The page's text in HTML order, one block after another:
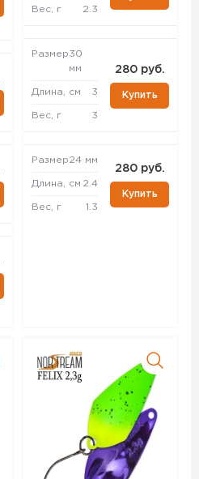
Вес, г 2.3
Размер30
мм
Длина, см 3
Вес, г 3
280 руб.
Купить
Размер24 мм
Длина, см 2.4
Вес, г 1.3
280 руб.
Купить